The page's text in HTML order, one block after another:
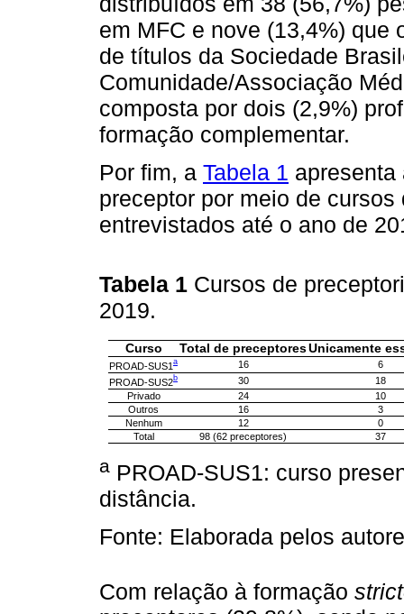
em MFC e nove (13,4%) que
de títulos da Sociedade
Comunidade/Associação
composta por dois (2,9%)
formação complementar.
Por fim, a Tabela 1 apresenta
preceptor por meio de
entrevistados até o ano de
Tabela 1 Cursos de
2019.
Curso Total de preceptoresUnicamente
PROAD-SUS1 a 16
6
PROAD-SUS2b 30
18
Privado
24
10
Outros
16
3
Nenhum
12
0
Total
98 (62 preceptores) 37
a PROAD-SUS1: curso
distância.
Fonte: Elaborada pelos
Com relação à formação